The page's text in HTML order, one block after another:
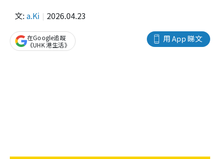
文: a.Ki 2026.04.23
用 App 睇文
在Google追蹤
《UHK 港生活》